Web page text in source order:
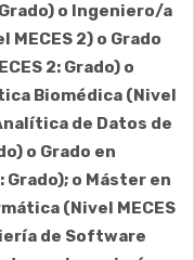
o Ingeniero/a
2) o Grado
2: Grado) o
Biomédica (Nivel
de Datos de
o Grado en
Grado); o Máster en
(Nivel MECES
de Software